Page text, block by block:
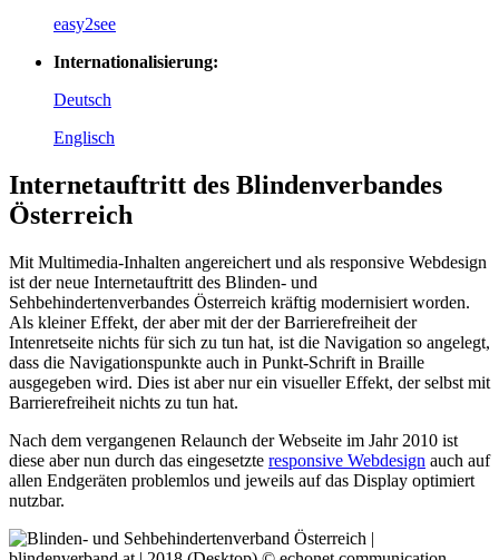
easy2see
Internationalisierung:
Deutsch
Englisch
Internetauftritt des Blindenverbandes
Österreich
Mit Multimedia-Inhalten angereichert und als responsive Webdesign
ist der neue Internetauftritt des Blinden- und
Sehbehindertenverbandes Österreich kräftig modernisiert worden.
Als kleiner Effekt, der aber mit der der Barrierefreiheit der
Intenretseite nichts für sich zu tun hat, ist die Navigation so angelegt,
dass die Navigationspunkte auch in Punkt-Schrift in Braille
ausgegeben wird. Dies ist aber nur ein visueller Effekt, der selbst mit
Barrierefreiheit nichts zu tun hat.
Nach dem vergangenen Relaunch der Webseite im Jahr 2010 ist
diese aber nun durch das eingesetzte responsive Webdesign auch auf
allen Endgeräten problemlos und jeweils auf das Display optimiert
nutzbar.